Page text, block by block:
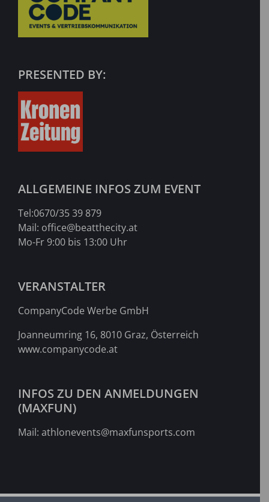
PRESENTED BY:
ALLGEMEINE INFOS ZUM EVENT
Tel:0670/35 39 879
Mail: office@beatthecity.at
Mo-Fr 9:00 bis 13:00 Uhr
VERANSTALTER
CompanyCode Werbe GmbH
Joanneumring 16, 8010 Graz, Österreich
www.companycode.at
INFOS ZU DEN ANMELDUNGEN
(MAXFUN)
Mail: athlonevents@maxfunsports.com